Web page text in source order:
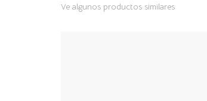
Ve algunos productos similares